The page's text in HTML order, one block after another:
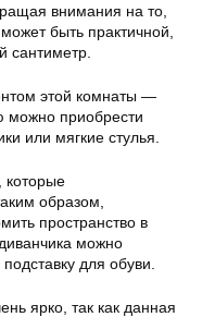
внимания на то,
быть практичной,
сантиметр.
этой комнаты —
можно приобрести
или мягкие стулья.
которые
образом,
пространство в
можно
для обуви.
ярко, так как данная